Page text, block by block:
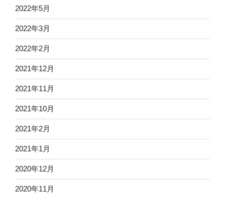
2022年5月
2022年3月
2022年2月
2021年12月
2021年11月
2021年10月
2021年2月
2021年1月
2020年12月
2020年11月